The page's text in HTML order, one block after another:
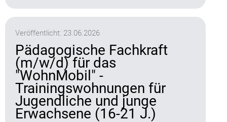
Veröffentlicht: 23.06.2026
Pädagogische Fachkraft
(m/w/d) für das
"WohnMobil" -
Trainingswohnungen für
Jugendliche und junge
Erwachsene (16-21 J.)